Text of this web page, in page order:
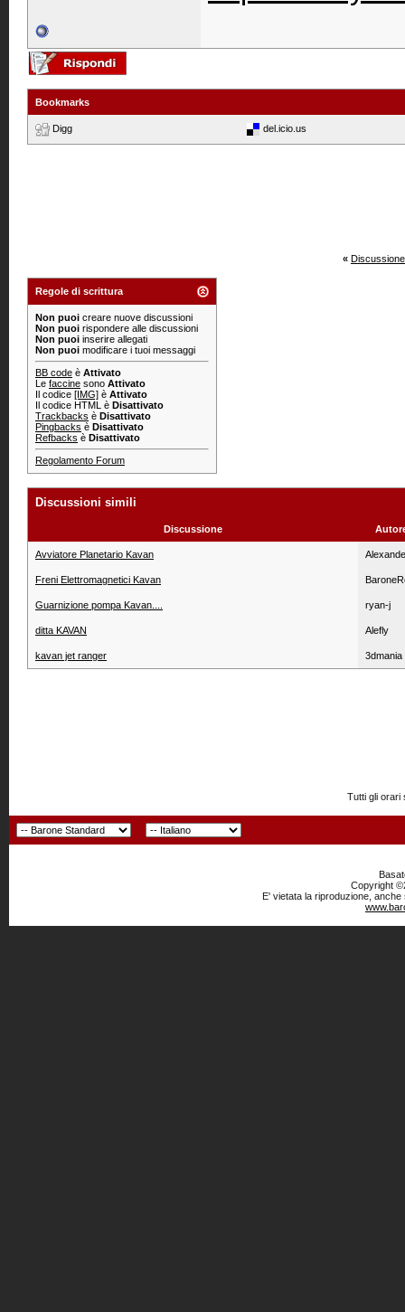
Bookmarks
Digg del.icio.us
«
Regole di scrittura
Non puoi creare nuove discussioni
Non puoi rispondere alle discussioni
Non puoi inserire allegati
Non puoi modificare i tuoi messaggi
BB code è Attivato
Le faccine sono Attivato
Il codice [IMG] è Attivato
Il codice HTML è Disattivato
Trackbacks è Disattivato
Pingbacks è Disattivato
Refbacks è Disattivato
Regolamento Forum
Discussioni simili
Discussione
Avviatore Planetario Kavan
Freni Elettromagnetici Kavan
Guarnizione pompa Kavan.... ryan-j
ditta KAVAN Alefly
kavan jet ranger 3dmania
Tutti gli orari
Copyright
E' vietata la riproduzione,